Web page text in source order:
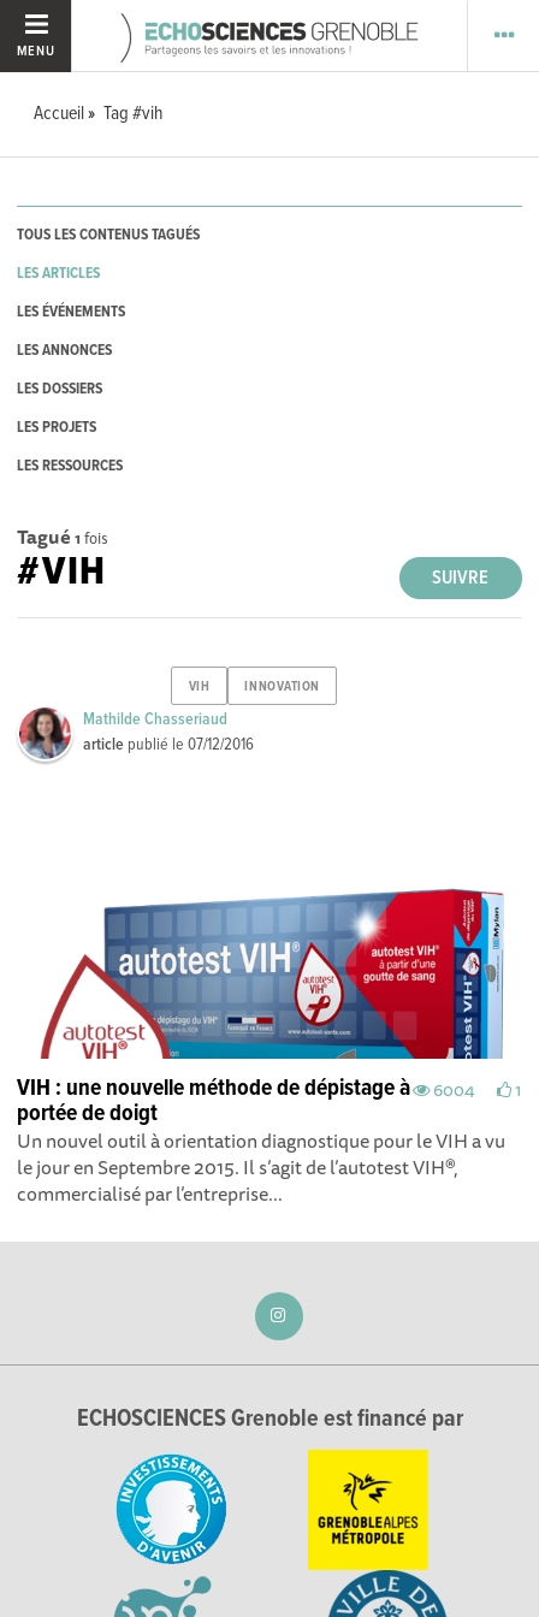
MENU
Accueil Tag #vih
TOUS LES CONTENUS TAGUÉS
LES ARTICLES
LES ÉVÉNEMENTS
LES ANNONCES
LES DOSSIERS
LES PROJETS
LES RESSOURCES
Tagué 1 fois
SUIVRE
#VIH
VIH INNOVATION
Mathilde Chasseriaud
article publié le07/12/2016
6004 1
VIH : une nouvelle méthode de dépistage à
portée de doigt
Un nouvel outil à orientation diagnostique pour le VIH a vu
le jour en Septembre 2015. Il s’agit de l’autotest VIH®,
commercialisé par l’entreprise...
ECHOSCIENCES Grenoble est financé par